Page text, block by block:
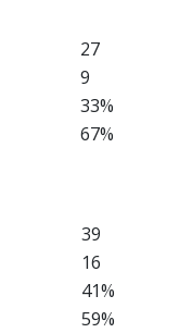
27
9
33%
67%
39
16
41%
59%